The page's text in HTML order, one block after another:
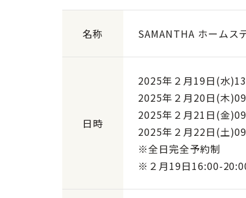
名称 SAMANTHA ホームス
日時
2025年２月19日(水
2025年２月20日(木
2025年２月21日(金
2025年２月22日(土
※全日完全予約制
※２月19日16:00-